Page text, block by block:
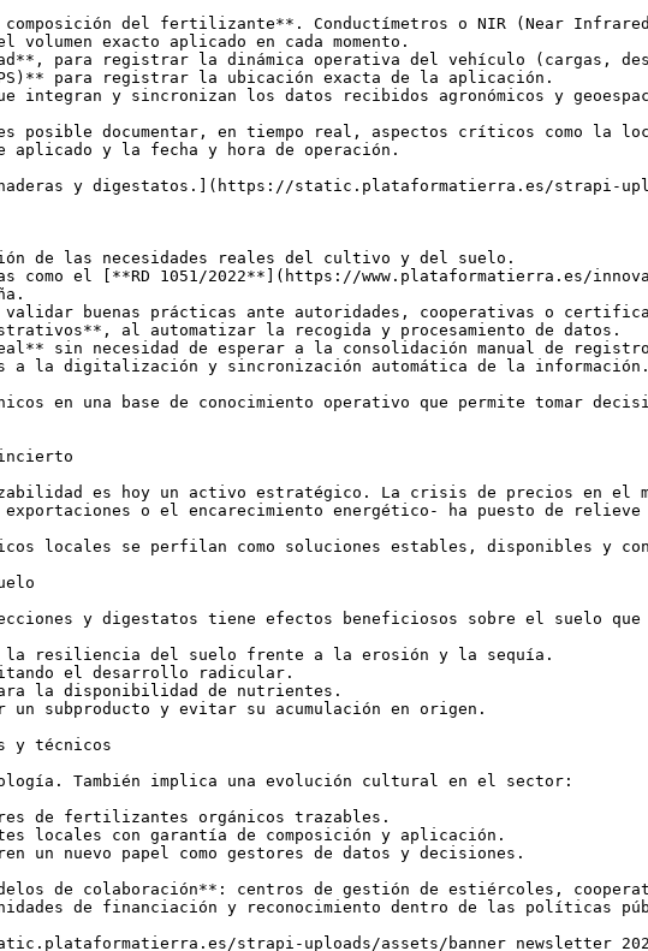
del fertilizante**. Conductímetros o NIR (Near
exacto aplicado en cada momento.
para registrar la dinámica operativa del vehículo (cargas,
para registrar la ubicación exacta de la aplicación.
y sincronizan los datos recibidos agronómicos y
posible documentar, en tiempo real, aspectos críticos como la
y la fecha y hora de operación.
y digestatos.](https://static.plataformatierra.es/strapi-
de las necesidades reales del cultivo y del suelo.
el [**RD 1051/2022**](https://www.plataformatierra.es/
buenas prácticas ante autoridades, cooperativas o
al automatizar la recogida y procesamiento de datos.
sin necesidad de esperar a la consolidación manual de
a la digitalización y sincronización automática de la información.
en una base de conocimiento operativo que permite tomar
incierto
es hoy un activo estratégico. La crisis de precios en el
o el encarecimiento energético- ha puesto de
locales se perfilan como soluciones estables, disponibles y
y digestatos tiene efectos beneficiosos sobre el suelo
la resiliencia del suelo frente a la erosión y la sequía.
el desarrollo radicular.
la disponibilidad de nutrientes.
subproducto y evitar su acumulación en origen.
y técnicos
También implica una evolución cultural en el sector:
de fertilizantes orgánicos trazables.
locales con garantía de composición y aplicación.
un nuevo papel como gestores de datos y decisiones.
de colaboración**: centros de gestión de estiércoles,
de financiación y reconocimiento dentro de las políticas
strapi-uploads/assets/